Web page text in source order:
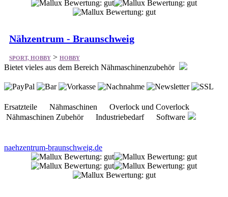
Nähzentrum - Braunschweig
SPORT, HOBBY > HOBBY
Bietet vieles aus dem Bereich Nähmaschinenzubehör
Ersatzteile Nähmaschinen Overlock und Coverlock
Nähmaschinen Zubehör Industriebedarf Software
naehzentrum-braunschweig.de